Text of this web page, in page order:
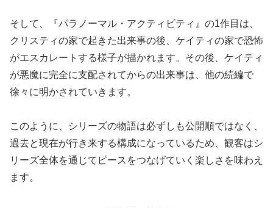
そして、『パラノーマル・アクティビティ』の1作目は、
クリスティの家で起きた出来事の後、ケイティの家で恐怖
がエスカレートする様子が描かれます。その後、ケイティ
が悪魔に完全に支配されてからの出来事は、他の続編で
徐々に明かされていきます。
このように、シリーズの物語は必ずしも公開順ではなく、
過去と現在が行き来する構成になっているため、観客はシ
リーズ全体を通じてピースをつなげていく楽しさを味わえ
ます。